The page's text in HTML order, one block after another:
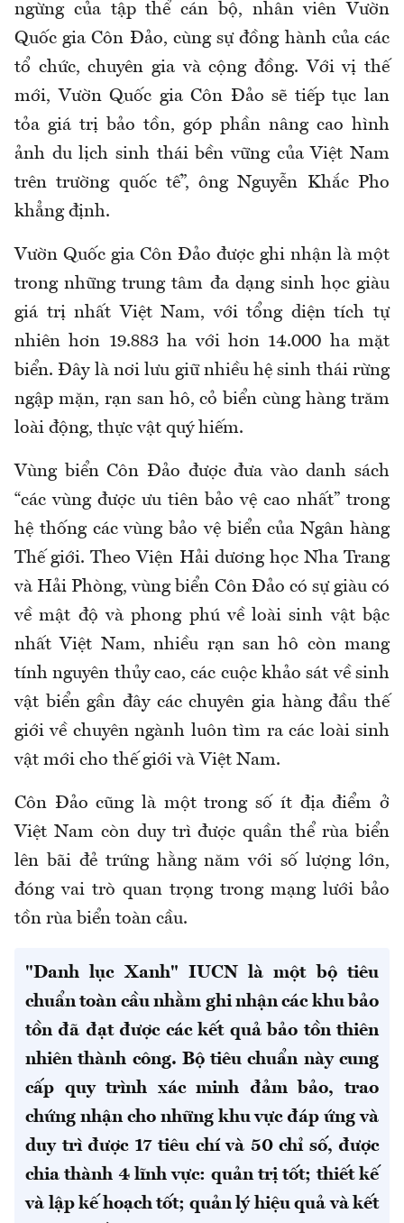
ngừng của tập thể cán bộ, nhân viên Vườn
Quốc gia Côn Đảo, cùng sự đồng hành của các
tổ chức, chuyên gia và cộng đồng. Với vị thế
mới, Vườn Quốc gia Côn Đảo sẽ tiếp tục lan
tỏa giá trị bảo tồn, góp phần nâng cao hình
ảnh du lịch sinh thái bền vững của Việt Nam
trên trường quốc tế”, ông Nguyễn Khắc Pho
khẳng định.
Vườn Quốc gia Côn Đảo được ghi nhận là một
trong những trung tâm đa dạng sinh học giàu
giá trị nhất Việt Nam, với tổng diện tích tự
nhiên hơn 19.883 ha với hơn 14.000 ha mặt
biển. Đây là nơi lưu giữ nhiều hệ sinh thái rừng
ngập mặn, rạn san hô, cỏ biển cùng hàng trăm
loài động, thực vật quý hiếm.
Vùng biển Côn Đảo được đưa vào danh sách
“các vùng được ưu tiên bảo vệ cao nhất” trong
hệ thống các vùng bảo vệ biển của Ngân hàng
Thế giới. Theo Viện Hải dương học Nha Trang
và Hải Phòng, vùng biển Côn Đảo có sự giàu có
về mật độ và phong phú về loài sinh vật bậc
nhất Việt Nam, nhiều rạn san hô còn mang
tính nguyên thủy cao, các cuộc khảo sát về sinh
vật biển gần đây các chuyên gia hàng đầu thế
giới về chuyên ngành luôn tìm ra các loài sinh
vật mới cho thế giới và Việt Nam.
Côn Đảo cũng là một trong số ít địa điểm ở
Việt Nam còn duy trì được quần thể rùa biển
lên bãi đẻ trứng hằng năm với số lượng lớn,
đóng vai trò quan trọng trong mạng lưới bảo
tồn rùa biển toàn cầu.
"Danh lục Xanh" IUCN là một bộ tiêu
chuẩn toàn cầu nhằm ghi nhận các khu bảo
tồn đã đạt được các kết quả bảo tồn thiên
nhiên thành công. Bộ tiêu chuẩn này cung
cấp quy trình xác minh đảm bảo, trao
chứng nhận cho những khu vực đáp ứng và
duy trì được 17 tiêu chí và 50 chỉ số, được
chia thành 4 lĩnh vực: quản trị tốt; thiết kế
và lập kế hoạch tốt; quản lý hiệu quả và kết